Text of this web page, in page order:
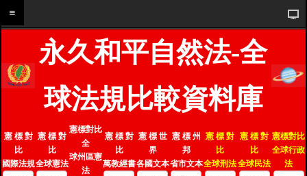
永久和平自然法-全
球法規比較資料庫
憲 標 對
比
國際法規
憲 標 對
比
全球憲法
憲標對比
全
球州區憲
法
憲 標 對
比
萬教經書
憲 標 世
界
各國文本
憲 標 州
邦
省市文本
憲 標 對
比
全球刑法
憲 標 對
比
全球民法
憲標對比
全球行政
法